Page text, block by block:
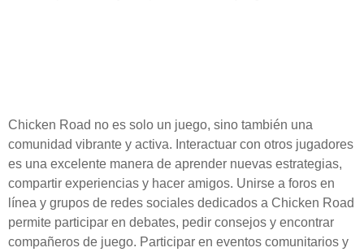
Chicken Road no es solo un juego, sino también una
comunidad vibrante y activa. Interactuar con otros jugadores
es una excelente manera de aprender nuevas estrategias,
compartir experiencias y hacer amigos. Unirse a foros en
línea y grupos de redes sociales dedicados a Chicken Road
permite participar en debates, pedir consejos y encontrar
compañeros de juego. Participar en eventos comunitarios y